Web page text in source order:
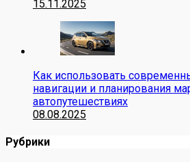
15.11.2025
Как использовать
навигации и планирования
автопутешествиях
08.08.2025
Рубрики